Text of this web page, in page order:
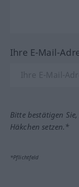
Ihre E-Mail-
Bitte bestätigen
Häkchen setzen.*
*Pflichtfeld